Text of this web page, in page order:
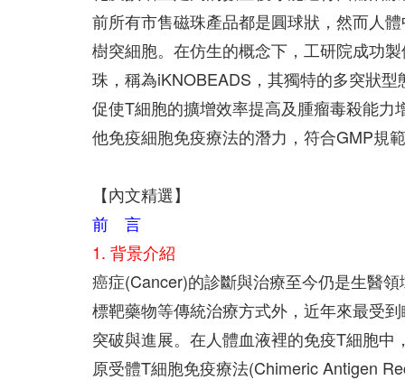
前所有市售磁珠產品都是圓球狀，然而人
樹突細胞。在仿生的概念下，工研院成功
珠，稱為iKNOBEADS，其獨特的多突狀
促使T細胞的擴增效率提高及腫瘤毒殺能
他免疫細胞免疫療法的潛力，符合GMP規
【內文精選】
前 言
1. 背景介紹
癌症(Cancer)的診斷與治療至今仍是生醫
標靶藥物等傳統治療方式外，近年來最受
突破與進展。在人體血液裡的免疫T細胞
原受體T細胞免疫療法(Chimeric Antigen